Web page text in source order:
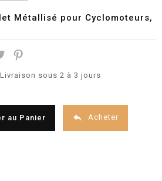
Métallisé pour Cyclomoteurs,
Livraison sous 2 à 3 jours
au Panier  Acheter